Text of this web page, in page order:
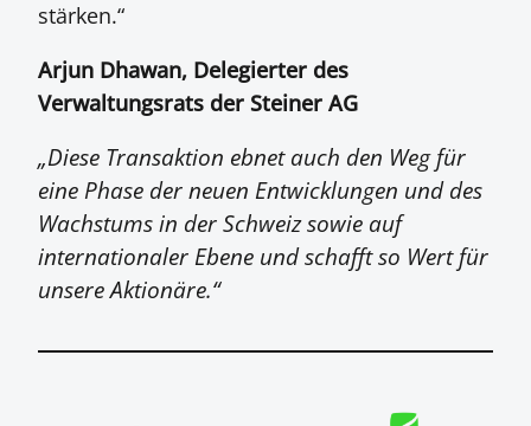
stärken.“
Arjun Dhawan, Delegierter des
Verwaltungsrats der Steiner AG
„Diese Transaktion ebnet auch den Weg für
eine Phase der neuen Entwicklungen und des
Wachstums in der Schweiz sowie auf
internationaler Ebene und schafft so Wert für
unsere Aktionäre.“